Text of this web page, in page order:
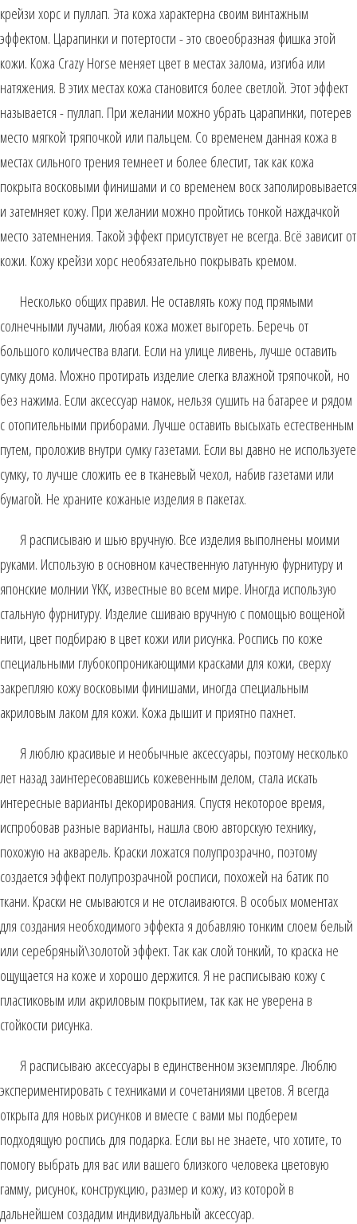
крейзи хорс и пуллап. Эта кожа характерна своим винтажным
эффектом. Царапинки и потертости - это своеобразная фишка этой
кожи. Кожа Crazy Horse меняет цвет в местах залома, изгиба или
натяжения. В этих местах кожа становится более светлой. Этот эффект
называется - пуллап. При желании можно убрать царапинки, потерев
место мягкой тряпочкой или пальцем. Со временем данная кожа в
местах сильного трения темнеет и более блестит, так как кожа
покрыта восковыми финишами и со временем воск заполировывается
и затемняет кожу. При желании можно пройтись тонкой наждачкой
место затемнения. Такой эффект присутствует не всегда. Всё зависит от
кожи. Кожу крейзи хорс необязательно покрывать кремом.
Несколько общих правил. Не оставлять кожу под прямыми
солнечными лучами, любая кожа может выгореть. Беречь от
большого количества влаги. Если на улице ливень, лучше оставить
сумку дома. Можно протирать изделие слегка влажной тряпочкой, но
без нажима. Если аксессуар намок, нельзя сушить на батарее и рядом
с отопительными приборами. Лучше оставить высыхать естественным
путем, проложив внутри сумку газетами. Если вы давно не используете
сумку, то лучше сложить ее в тканевый чехол, набив газетами или
бумагой. Не храните кожаные изделия в пакетах.
Я расписываю и шью вручную. Все изделия выполнены моими
руками. Использую в основном качественную латунную фурнитуру и
японские молнии YKK, известные во всем мире. Иногда использую
стальную фурнитуру. Изделие сшиваю вручную с помощью вощеной
нити, цвет подбираю в цвет кожи или рисунка. Роспись по коже
специальными глубокопроникающими красками для кожи, сверху
закрепляю кожу восковыми финишами, иногда специальным
акриловым лаком для кожи. Кожа дышит и приятно пахнет.
Я люблю красивые и необычные аксессуары, поэтому несколько
лет назад заинтересовавшись кожевенным делом, стала искать
интересные варианты декорирования. Спустя некоторое время,
испробовав разные варианты, нашла свою авторскую технику,
похожую на акварель. Краски ложатся полупрозрачно, поэтому
создается эффект полупрозрачной росписи, похожей на батик по
ткани. Краски не смываются и не отслаиваются. В особых моментах
для создания необходимого эффекта я добавляю тонким слоем белый
или серебряный\золотой эффект. Так как слой тонкий, то краска не
ощущается на коже и хорошо держится. Я не расписываю кожу с
пластиковым или акриловым покрытием, так как не уверена в
стойкости рисунка.
Я расписываю аксессуары в единственном экземпляре. Люблю
экспериментировать с техниками и сочетаниями цветов. Я всегда
открыта для новых рисунков и вместе с вами мы подберем
подходящую роспись для подарка. Если вы не знаете, что хотите, то
помогу выбрать для вас или вашего близкого человека цветовую
гамму, рисунок, конструкцию, размер и кожу, из которой в
дальнейшем создадим индивидуальный аксессуар.